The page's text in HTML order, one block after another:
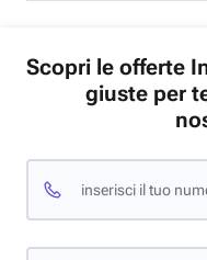
Scopri le offerte
giuste per
inserisci il tuo